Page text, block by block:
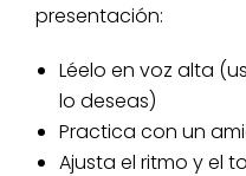
presentación:
Léelo en voz alta
lo deseas)
Practica con un
Ajusta el ritmo y el